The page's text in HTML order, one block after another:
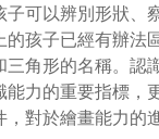
子可以辨別形狀、
的孩子已經有辦法
三角形的名稱。認
能力的重要指標，
，對於繪畫能力的